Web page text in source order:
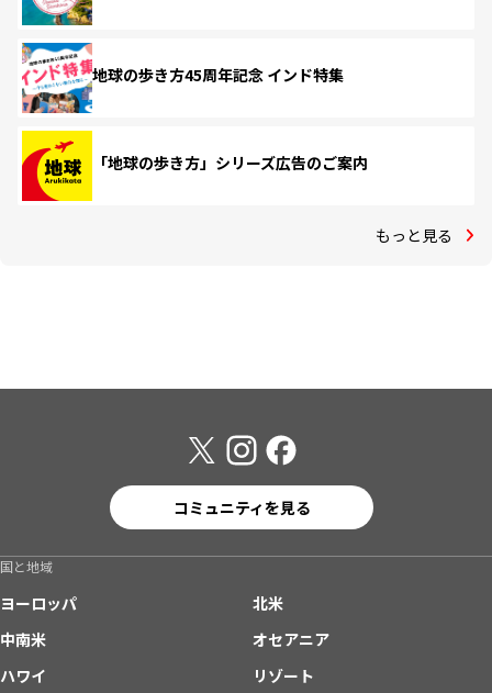
地球の歩き方45周年記念 インド特集
「地球の歩き方」シリーズ広告のご案内
もっと見る
コミュニティを見る
国と地域
ヨーロッパ
北米
中南米
オセアニア
ハワイ
リゾート